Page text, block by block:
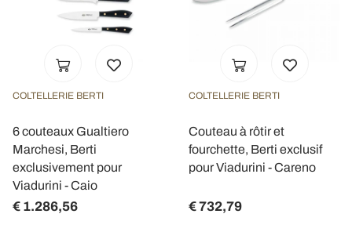
COLTELLERIE BERTI
6 couteaux Gualtiero
Marchesi, Berti
exclusivement pour
Viadurini - Caio
€ 1.286,56
COLTELLERIE BERTI
Couteau à rôtir et
fourchette, Berti exclusif
pour Viadurini - Careno
€ 732,79